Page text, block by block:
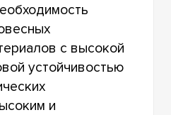
с высокой
устойчивостью
и